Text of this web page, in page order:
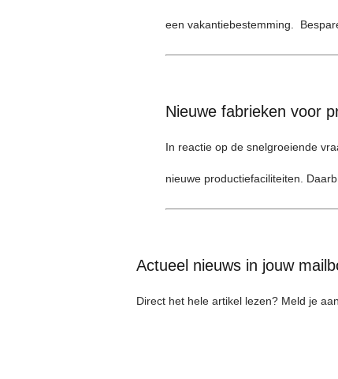
een vakantiebestemming.
Nieuwe fabrieken voor
In reactie op de snelgroeiende
nieuwe productiefaciliteiten.
Actueel nieuws in jouw
Direct het hele artikel lezen? Meld je